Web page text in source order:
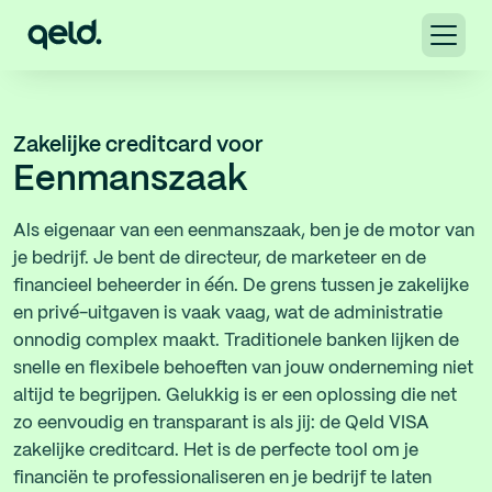
Zakelijke creditcard voor
Eenmanszaak
Als eigenaar van een eenmanszaak, ben je de motor van
je bedrijf. Je bent de directeur, de marketeer en de
financieel beheerder in één. De grens tussen je zakelijke
en privé-uitgaven is vaak vaag, wat de administratie
onnodig complex maakt. Traditionele banken lijken de
snelle en flexibele behoeften van jouw onderneming niet
altijd te begrijpen. Gelukkig is er een oplossing die net
zo eenvoudig en transparant is als jij: de Qeld VISA
zakelijke creditcard. Het is de perfecte tool om je
financiën te professionaliseren en je bedrijf te laten